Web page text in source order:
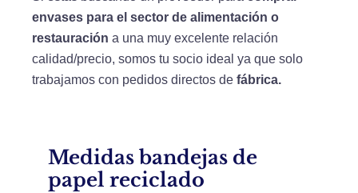
envases para el sector de alimentación o
restauración a una muy excelente relación
calidad/precio, somos tu socio ideal ya que solo
trabajamos con pedidos directos de fábrica.
Medidas bandejas de
papel reciclado